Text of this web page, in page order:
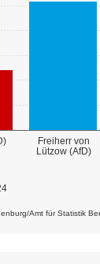
Freiherr von
Lützow (AfD)
Amt für Statistik